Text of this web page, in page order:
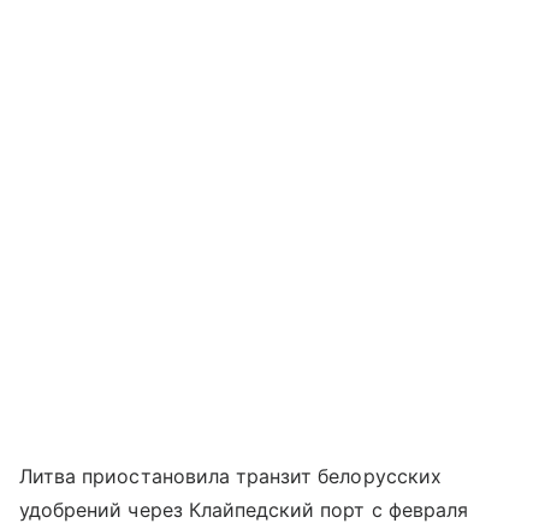
Литва приостановила транзит белорусских
удобрений через Клайпедский порт с февраля